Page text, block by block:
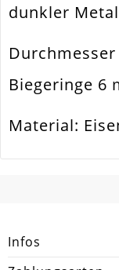
Zusatzinfo
dunkler
Biegeringe 6
Material:
Infos